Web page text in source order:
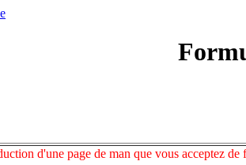
d'une page de man que vous acceptez de